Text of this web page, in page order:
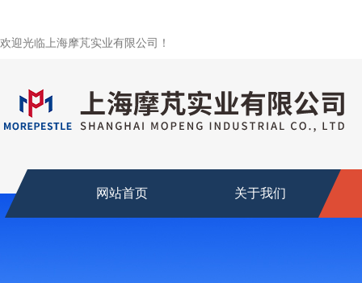
欢迎光临上海摩芃实业有限公司！
网站首页 关于我们